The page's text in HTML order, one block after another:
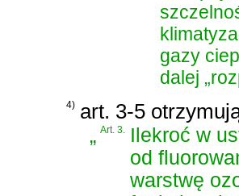
gazy
dalej
4) art. 3-5
„Art. 3. Ilekroć w
od
warstwę